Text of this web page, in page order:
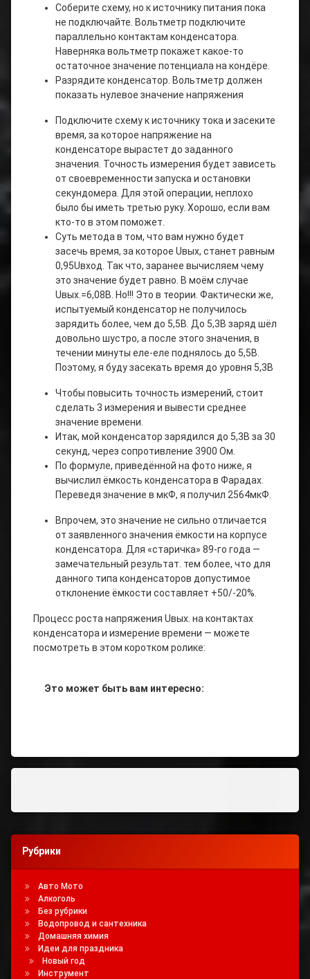
Соберите схему, но к источнику питания пока
не подключайте. Вольтметр подключите
параллельно контактам конденсатора.
Наверняка вольтметр покажет какое-то
остаточное значение потенциала на кондёре.
Разрядите конденсатор. Вольтметр должен
показать нулевое значение напряжения
Подключите схему к источнику тока и засеките
время, за которое напряжение на
конденсаторе вырастет до заданного
значения. Точность измерения будет зависеть
от своевременности запуска и остановки
секундомера. Для этой операции, неплохо
было бы иметь третью руку. Хорошо, если вам
кто-то в этом поможет.
Суть метода в том, что вам нужно будет
засечь время, за которое Uвых, станет равным
0,95Uвход. Так что, заранее вычисляем чему
это значение будет равно. В моём случае
Uвых.=6,08В. Но!!! Это в теории. Фактически же,
испытуемый конденсатор не получилось
зарядить более, чем до 5,5В. До 5,3В заряд шёл
довольно шустро, а после этого значения, в
течении минуты еле-еле поднялось до 5,5В.
Поэтому, я буду засекать время до уровня 5,3В
Чтобы повысить точность измерений, стоит
сделать 3 измерения и вывести среднее
значение времени.
Итак, мой конденсатор зарядился до 5,3В за 30
секунд, через сопротивление 3900 Ом.
По формуле, приведённой на фото ниже, я
вычислил ёмкость конденсатора в Фарадах.
Переведя значение в мкФ, я получил 2564мкФ.
Впрочем, это значение не сильно отличается
от заявленного значения ёмкости на корпусе
конденсатора. Для «старичка» 89-го года —
замечательный результат. тем более, что для
данного типа конденсаторов допустимое
отклонение ёмкости составляет +50/-20%.
Процесс роста напряжения Uвых. на контактах
конденсатора и измерение времени — можете
посмотреть в этом коротком ролике:
Это может быть вам интересно:
Как Измерить
Емкость
Как
Емкость
Конденсатора
Емкость
Конденсатора
Рубрики
Авто Мото
Алкоголь
Без рубрики
Водопровод и сантехника
Домашняя химия
Идеи для праздника
Новый год
Инструмент